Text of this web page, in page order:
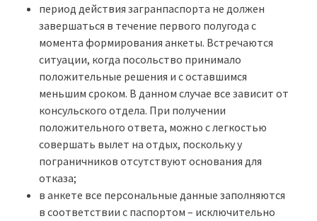
период действия загранпаспорта не должен
завершаться в течение первого полугода с
момента формирования анкеты. Встречаются
ситуации, когда посольство принимало
положительные решения и с оставшимся
меньшим сроком. В данном случае все зависит от
консульского отдела. При получении
положительного ответа, можно с легкостью
совершать вылет на отдых, поскольку у
пограничников отсутствуют основания для
отказа;
в анкете все персональные данные заполняются
в соответствии с паспортом – исключительно